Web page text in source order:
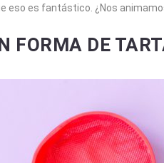
eso es fantástico. ¿Nos
FORMA DE